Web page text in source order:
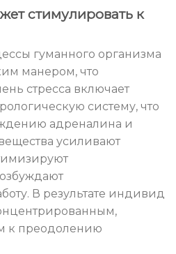
стимулировать к
гуманного организма
манером, что
стресса включает
систему, что
адреналина и
усиливают
В результате индивид
к преодолению